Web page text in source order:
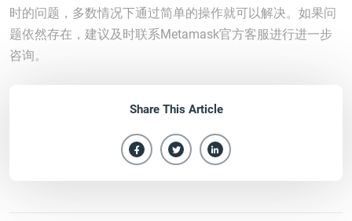
时的问题，多数情况下通过简单的操作就可以解决。如果问
题依然存在，建议及时联系Metamask官方客服进行进一步
咨询。
Share This Article